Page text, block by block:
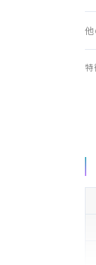
特